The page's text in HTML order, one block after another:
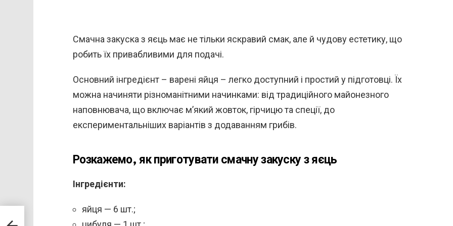
Смачна закуска з яєць має не тільки яскравий смак, але й чудову естетику, що
робить їх привабливими для подачі.
Основний інгредієнт – варені яйця – легко доступний і простий у підготовці. Їх
можна начиняти різноманітними начинками: від традиційного майонезного
наповнювача, що включає м’який жовток, гірчицю та спеції, до
експериментальніших варіантів з додаванням грибів.
Розкажемо, як приготувати смачну закуску з яєць
Інгредієнти:
яйця — 6 шт.;